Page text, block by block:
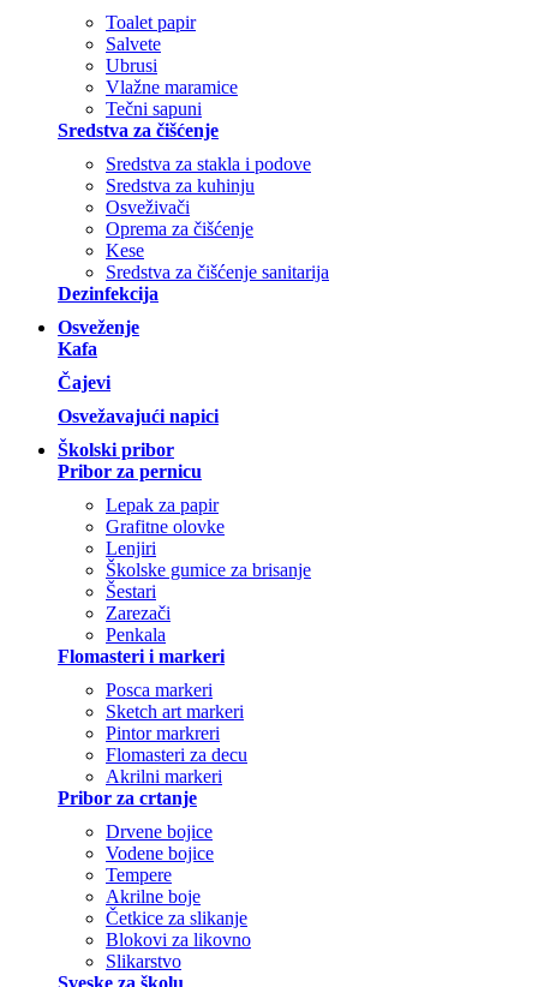
Toalet papir
Salvete
Ubrusi
Vlažne maramice
Tečni sapuni
Sredstva za čišćenje
Sredstva za stakla i podove
Sredstva za kuhinju
Osveživači
Oprema za čišćenje
Kese
Sredstva za čišćenje sanitarija
Dezinfekcija
Osveženje
Kafa
Čajevi
Osvežavajući napici
Školski pribor
Pribor za pernicu
Lepak za papir
Grafitne olovke
Lenjiri
Školske gumice za brisanje
Šestari
Zarezači
Penkala
Flomasteri i markeri
Posca markeri
Sketch art markeri
Pintor markreri
Flomasteri za decu
Akrilni markeri
Pribor za crtanje
Drvene bojice
Vodene bojice
Tempere
Akrilne boje
Četkice za slikanje
Blokovi za likovno
Slikarstvo
Sveske za školu